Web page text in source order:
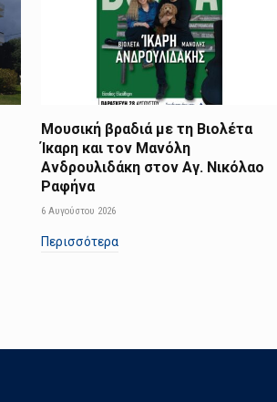
Μουσική βραδιά με τη Βιολέτα
Ίκαρη και τον Μανόλη
Ανδρουλιδάκη στον Αγ. Νικόλαο
Ραφήνα
6 Αυγούστου 2026
Περισσότερα